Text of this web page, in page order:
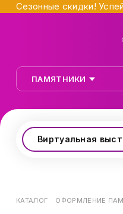
Сезонные скидки!
ПАМЯТНИКИ
Виртуальная
КАТАЛОГ ОФОРМЛЕНИЕ